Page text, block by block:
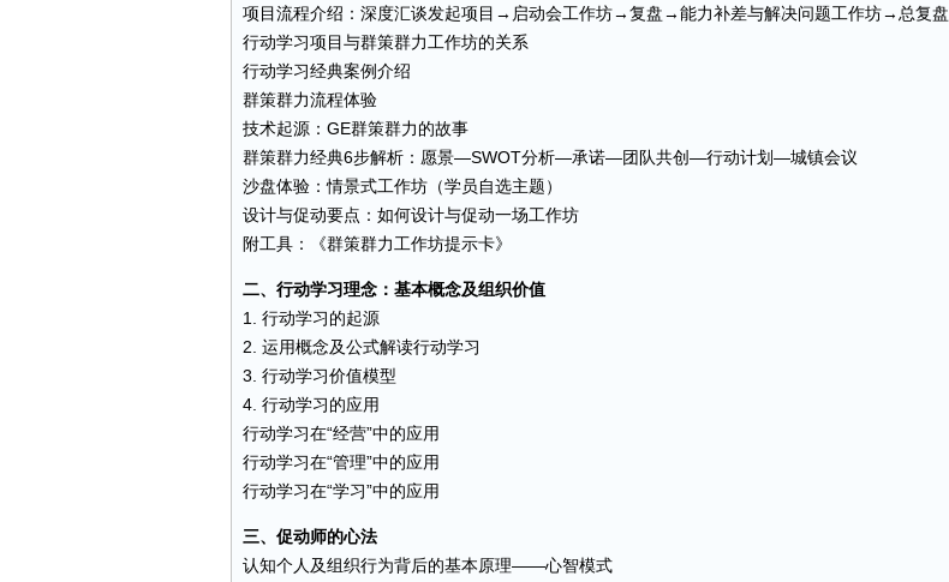
项目流程介绍：深度汇谈发起项目→启动会工作坊→复盘→能力补差与解决问题工作坊→总复盘
行动学习项目与群策群力工作坊的关系
行动学习经典案例介绍
群策群力流程体验
技术起源：GE群策群力的故事
群策群力经典6步解析：愿景—SWOT分析—承诺—团队共创—行动计划—城镇会议
沙盘体验：情景式工作坊（学员自选主题）
设计与促动要点：如何设计与促动一场工作坊
附工具：《群策群力工作坊提示卡》
二、行动学习理念：基本概念及组织价值
1. 行动学习的起源
2. 运用概念及公式解读行动学习
3. 行动学习价值模型
4. 行动学习的应用
行动学习在“经营”中的应用
行动学习在“管理”中的应用
行动学习在“学习”中的应用
三、促动师的心法
认知个人及组织行为背后的基本原理——心智模式